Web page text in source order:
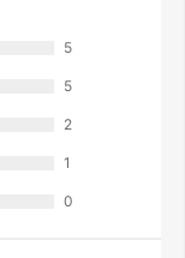
5
5
2
1
0